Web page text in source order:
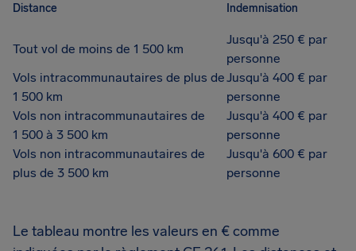
Distance Indemnisation
Tout vol de moins de 1 500 km
Jusqu'à 250 € par
personne
Vols intracommunautaires de plus de
1 500 km
Jusqu'à 400 € par
personne
Vols non intracommunautaires de
1 500 à 3 500 km
Jusqu'à 400 € par
personne
Vols non intracommunautaires de
plus de 3 500 km
Jusqu'à 600 € par
personne
Le tableau montre les valeurs en € comme